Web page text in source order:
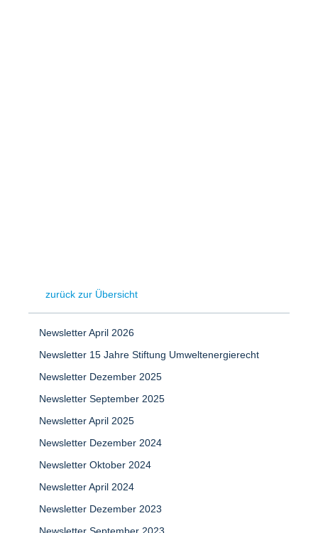
zurück zur Übersicht
Newsletter April 2026
Newsletter 15 Jahre Stiftung Umweltenergierecht
Newsletter Dezember 2025
Newsletter September 2025
Newsletter April 2025
Newsletter Dezember 2024
Newsletter Oktober 2024
Newsletter April 2024
Newsletter Dezember 2023